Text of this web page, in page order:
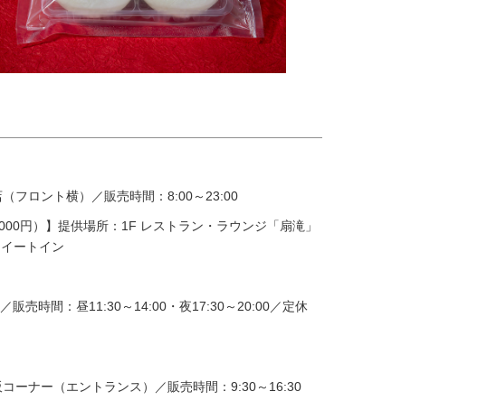
フロント横）／販売時間：8:00～23:00
円）】提供場所：1F レストラン・ラウンジ「扇滝」
ートイン
販売時間：昼11:30～14:00・夜17:30～20:00／定休
ーナー（エントランス）／販売時間：9:30～16:30